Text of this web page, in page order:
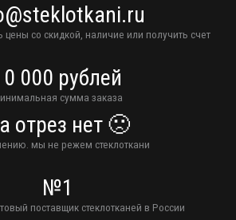
цены со скидкой, наличие или получить счет
000 рублей
сумма заказа
отрез нет 🙁
мы не режем стеклоткани
№1
поставщик стеклотканей в России